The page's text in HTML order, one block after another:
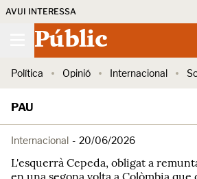
AVUI INTERESSA
Públic
Política Opinió Internacional
PAU
Internacional - 20/06/2026
L'esquerrà Cepeda, obligat a
en una segona volta a Colòmbia que